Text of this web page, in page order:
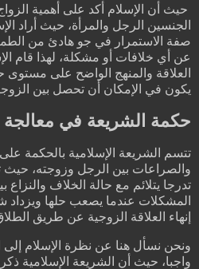
حيث أن الإسلام أكد على أهمية
الجنسين الرجل والمرأة، حيث أراد
صفة الاستمرار في جو هادئ من
عن أي خلافات أو مشكلة، لهذا قام
العلاقة والمنهج الواضح على
يكون في الإمكان أن تحصل بين
حكمة الشريعة في
تتسم الشريعة الإسلامية بالحكمة
والصراعات بين الرجل وزوجته، حيث
تدرجا يتلائم مع حالة الخلاف
المشكلات عندما يصعب حلها ويزداد
إنهاء العلاقة الزوجية عن طريق
ونحن نسأل هنا عن نظرة الإسلام
واجبا، حيث أن الشريعة الإسلامية